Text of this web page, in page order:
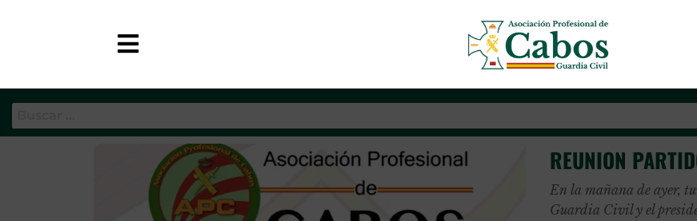
APC-GC Asociación Profesional
Etiqueta:
REUNION
En la mañana de ayer,
Guardia Civil y el